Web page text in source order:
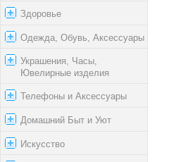
Здоровье
Одежда, Обувь, Аксессуары
Украшения, Часы,
Ювелирные изделия
Телефоны и Аксессуары
Домашний Быт и Уют
Искусство